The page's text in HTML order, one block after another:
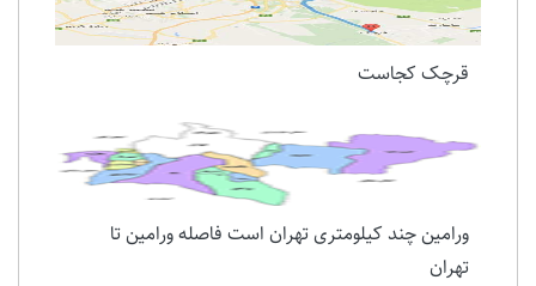
قرچک کجاست
ورامین چند کیلومتری تهران است فاصله ورامین تا
تهران